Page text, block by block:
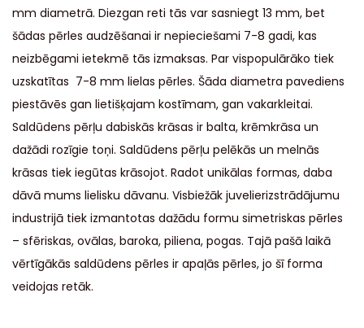
mm diametrā. Diezgan reti tās var sasniegt 13 mm, bet
šādas pērles audzēšanai ir nepieciešami 7-8 gadi, kas
neizbēgami ietekmē tās izmaksas. Par vispopulārāko tiek
uzskatītas 7-8 mm lielas pērles. Šāda diametra pavediens
piestāvēs gan lietišķajam kostīmam, gan vakarkleitai.
Saldūdens pērļu dabiskās krāsas ir balta, krēmkrāsa un
dažādi rozīgie toņi. Saldūdens pērļu pelēkās un melnās
krāsas tiek iegūtas krāsojot. Radot unikālas formas, daba
dāvā mums lielisku dāvanu. Visbiežāk juvelierizstrādājumu
industrijā tiek izmantotas dažādu formu simetriskas pērles
– sfēriskas, ovālas, baroka, piliena, pogas. Tajā pašā laikā
vērtīgākās saldūdens pērles ir apaļās pērles, jo šī forma
veidojas retāk.